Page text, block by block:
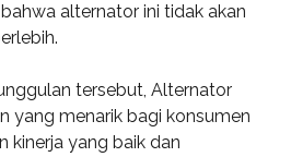
alternator ini tidak akan
tersebut, Alternator
yang menarik bagi konsumen
kinerja yang baik dan